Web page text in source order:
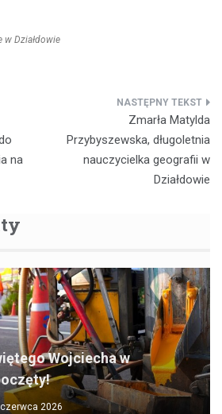
w Działdowie
na
Zmarła Matylda
Przybyszewska, długoletnia
nauczycielka geografii w
Działdowie
Wojciecha w
2026